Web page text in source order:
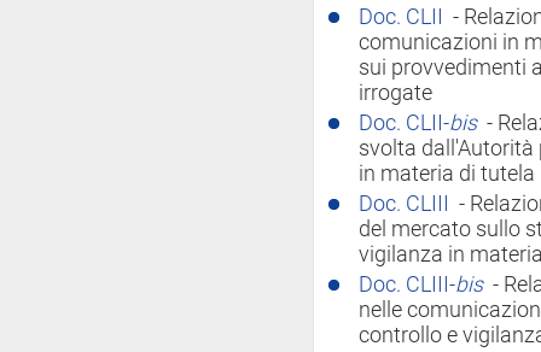
Doc. CLII
-
comunicazioni in
sui provvedimenti
irrogate
Doc. CLII-bis -
svolta dall'Autorità
in materia di
Doc. CLIII
-
del mercato sullo
vigilanza in
Doc. CLIII-bis -
nelle
controllo e